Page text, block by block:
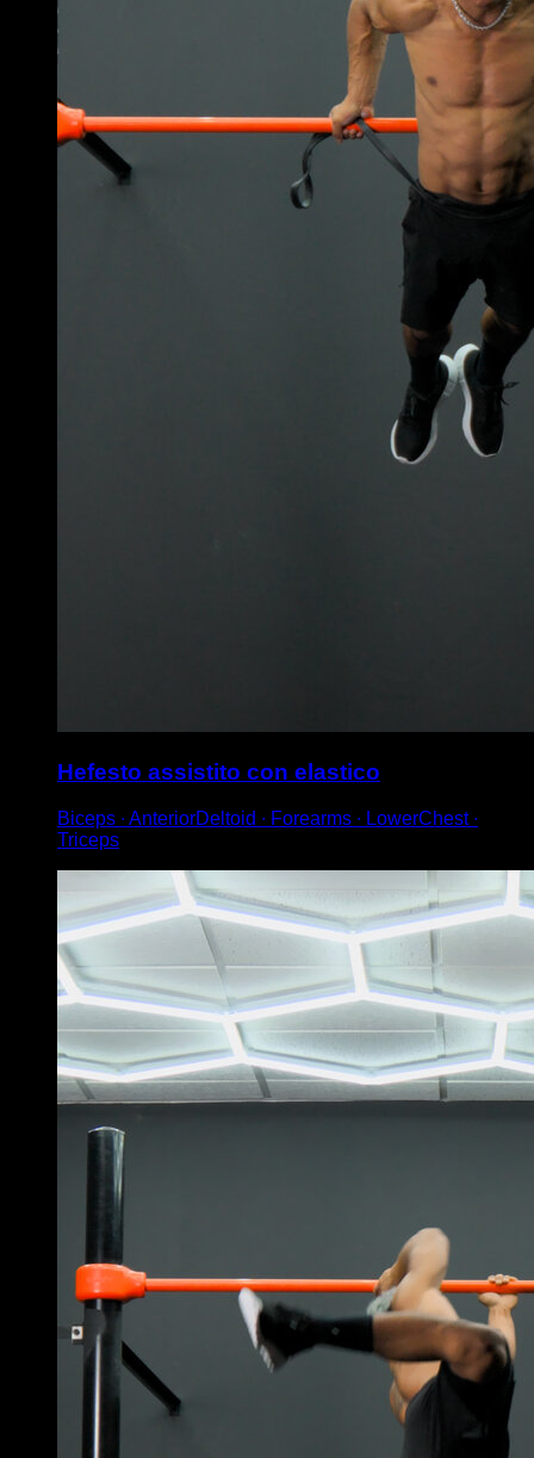
Hefesto assistito con elastico
Biceps ∙ AnteriorDeltoid ∙ Forearms ∙ LowerChest ∙
Triceps